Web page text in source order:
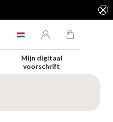
Mijn digitaal
voorschrift